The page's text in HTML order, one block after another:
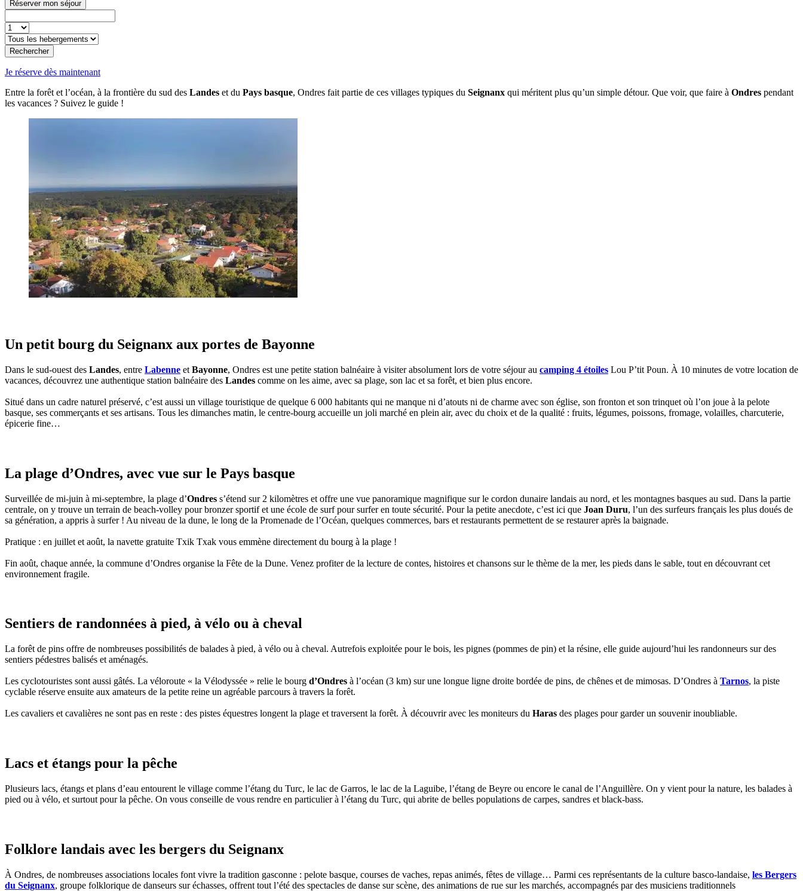
Réserver mon séjour
Rechercher
Je réserve dès maintenant
Entre la forêt et l’océan, à la frontière du sud des Landes et du Pays basque, Ondres fait partie de ces villages typiques du Seignanx qui méritent plus qu’un simple détour. Que voir, que faire à Ondres pendant
les vacances ? Suivez le guide !
Un petit bourg du Seignanx aux portes de Bayonne
Dans le sud-ouest des Landes, entre Labenne et Bayonne, Ondres est une petite station balnéaire à visiter absolument lors de votre séjour au camping 4 étoiles Lou P’tit Poun. À 10 minutes de votre location de
vacances, découvrez une authentique station balnéaire des Landes comme on les aime, avec sa plage, son lac et sa forêt, et bien plus encore.
Situé dans un cadre naturel préservé, c’est aussi un village touristique de quelque 6 000 habitants qui ne manque ni d’atouts ni de charme avec son église, son fronton et son trinquet où l’on joue à la pelote
basque, ses commerçants et ses artisans. Tous les dimanches matin, le centre-bourg accueille un joli marché en plein air, avec du choix et de la qualité : fruits, légumes, poissons, fromage, volailles, charcuterie,
épicerie fine…
La plage d’Ondres, avec vue sur le Pays basque
Surveillée de mi-juin à mi-septembre, la plage d’Ondres s’étend sur 2 kilomètres et offre une vue panoramique magnifique sur le cordon dunaire landais au nord, et les montagnes basques au sud. Dans la partie
centrale, on y trouve un terrain de beach-volley pour bronzer sportif et une école de surf pour surfer en toute sécurité. Pour la petite anecdote, c’est ici que Joan Duru, l’un des surfeurs français les plus doués de
sa génération, a appris à surfer ! Au niveau de la dune, le long de la Promenade de l’Océan, quelques commerces, bars et restaurants permettent de se restaurer après la baignade.
Pratique : en juillet et août, la navette gratuite Txik Txak vous emmène directement du bourg à la plage !
Fin août, chaque année, la commune d’Ondres organise la Fête de la Dune. Venez profiter de la lecture de contes, histoires et chansons sur le thème de la mer, les pieds dans le sable, tout en découvrant cet
environnement fragile.
Sentiers de randonnées à pied, à vélo ou à cheval
La forêt de pins offre de nombreuses possibilités de balades à pied, à vélo ou à cheval. Autrefois exploitée pour le bois, les pignes (pommes de pin) et la résine, elle guide aujourd’hui les randonneurs sur des
sentiers pédestres balisés et aménagés.
Les cyclotouristes sont aussi gâtés. La véloroute « la Vélodyssée » relie le bourg d’Ondres à l’océan (3 km) sur une longue ligne droite bordée de pins, de chênes et de mimosas. D’Ondres à Tarnos, la piste
cyclable réserve ensuite aux amateurs de la petite reine un agréable parcours à travers la forêt.
Les cavaliers et cavalières ne sont pas en reste : des pistes équestres longent la plage et traversent la forêt. À découvrir avec les moniteurs du Haras des plages pour garder un souvenir inoubliable.
Lacs et étangs pour la pêche
Plusieurs lacs, étangs et plans d’eau entourent le village comme l’étang du Turc, le lac de Garros, le lac de la Laguibe, l’étang de Beyre ou encore le canal de l’Anguillère. On y vient pour la nature, les balades à
pied ou à vélo, et surtout pour la pêche. On vous conseille de vous rendre en particulier à l’étang du Turc, qui abrite de belles populations de carpes, sandres et black-bass.
Folklore landais avec les bergers du Seignanx
À Ondres, de nombreuses associations locales font vivre la tradition gasconne : pelote basque, courses de vaches, repas animés, fêtes de village… Parmi ces représentants de la culture basco-landaise, les Bergers
du Seignanx, groupe folklorique de danseurs sur échasses, offrent tout l’été des spectacles de danse sur scène, des animations de rue sur les marchés, accompagnés par des musiciens traditionnels